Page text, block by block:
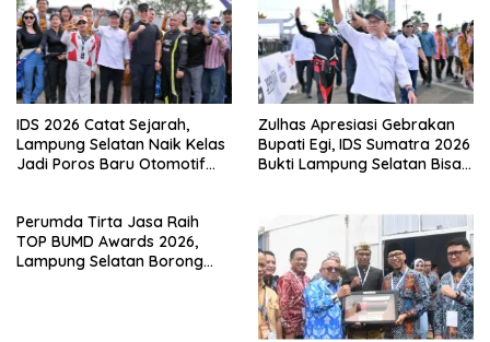
IDS 2026 Catat Sejarah,
Lampung Selatan Naik Kelas
Jadi Poros Baru Otomotif
Zulhas Apresiasi Gebrakan
Bupati Egi, IDS Sumatra 2026
Bukti Lampung Selatan Bisa
Perumda Tirta Jasa Raih
TOP BUMD Awards 2026,
Lampung Selatan Borong